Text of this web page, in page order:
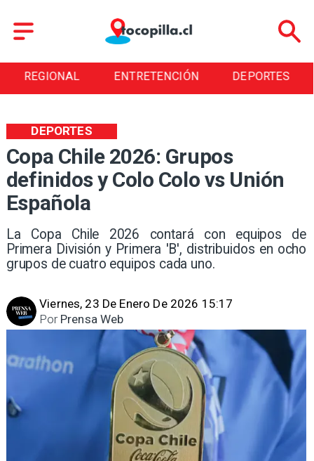
ENTRETENCIÓN DEPORTES
Copa Chile 2026: Grupos
definidos y Colo Colo vs Unión
Española
La Copa Chile 2026 contará con equipos de
Primera División y Primera 'B', distribuidos en ocho
grupos de cuatro equipos cada uno.
DEPORTES
Viernes, 23 De Enero De 2026 15:17
Prensa Web
Por